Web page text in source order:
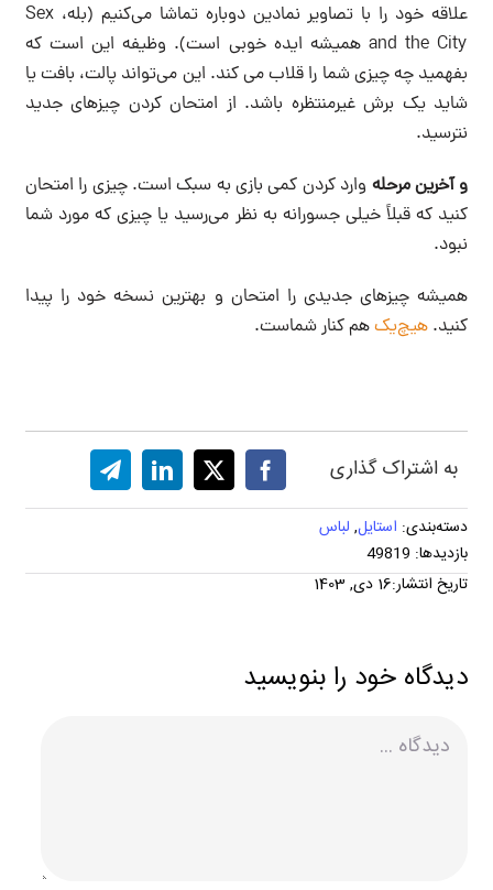
علاقه خود را با تصاویر نمادین دوباره تماشا می‌کنیم (بله، Sex
and the City همیشه ایده خوبی است). وظیفه این است که
بفهمید چه چیزی شما را قلاب می کند. این می‌تواند پالت، بافت یا
شاید یک برش غیرمنتظره باشد. از امتحان کردن چیزهای جدید
نترسید.
و آخرین مرحله وارد کردن کمی بازی به سبک است. چیزی را امتحان
کنید که قبلاً خیلی جسورانه به نظر می‌رسید یا چیزی که مورد شما
نبود.
همیشه چیزهای جدیدی را امتحان و بهترین نسخه خود را پیدا
کنید. هیچ‌یکهم کنار شماست.
به اشتراک گذاری
دسته‌بندی: استایل, لباس
بازدیدها: 49819
تاریخ انتشار:16 دی, 1403
دیدگاه خود را بنویسید